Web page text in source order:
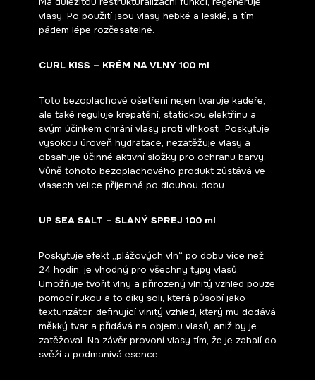
vlasy. Po použití jsou vlasy hebké a lesklé, a tím
pádem lépe rozčesatelné.
CURL KISS – KRÉM NA VLNY 100 ml
Toto bezoplachové ošetření nejen tvaruje kadeře,
ale také reguluje krepatění, statickou elektřinu a
svým účinkem chrání vlasy proti vlhkosti. Poskytuje
vysokou úroveň hydratace, nezatěžuje vlasy a
obsahuje účinné aktivní složky pro ochranu barvy.
Vůně tohoto bezoplachového produkt zůstává ve
vlasech velice příjemná po dlouhou dobu.
UP SEA SALT – SLANÝ SPREJ 100 ml
Poskytuje efekt „plážových vln“ po dobu více než
24 hodin, je vhodný pro všechny typy vlasů.
Umožňuje tvořit vlny a přirozený vlnitý vzhled pouze
pomocí rukou a to díky soli, která působí jako
texturizátor, definující vlnitý vzhled, který mu dodává
měkký tvar a přidává na objemu vlasů, aniž by je
zatěžoval. Na závěr provoní vlasy tím, že je zahalí do
svěží a podmanivá esence.